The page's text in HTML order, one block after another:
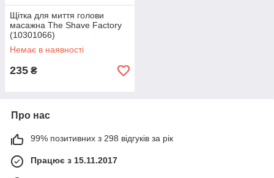
Щітка для миття голови
масажна The Shave Factory
(10301066)
Немає в наявності
235 ₴
Про нас
99% позитивних з 298 відгуків за рік
Працює з 15.11.2017